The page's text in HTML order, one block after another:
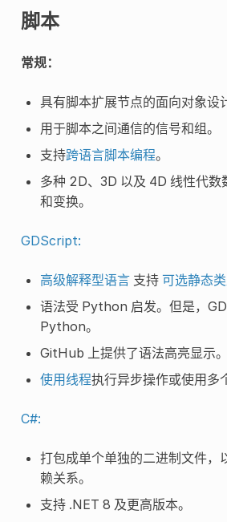
脚本
常规：
具有脚本扩展节点的面向对象设
用于脚本之间通信的信号和组。
支持跨语言脚本编程。
多种 2D、3D 以及 4D 线性代数
和变换。
GDScript:
高级解释型语言支持 可选静态
语法受 Python 启发。但是，
Python。
GitHub 上提供了语法高亮显示。
使用线程执行异步操作或使用多
C#:
打包成单个单独的二进制文件，
赖关系。
支持 .NET 8 及更高版本。